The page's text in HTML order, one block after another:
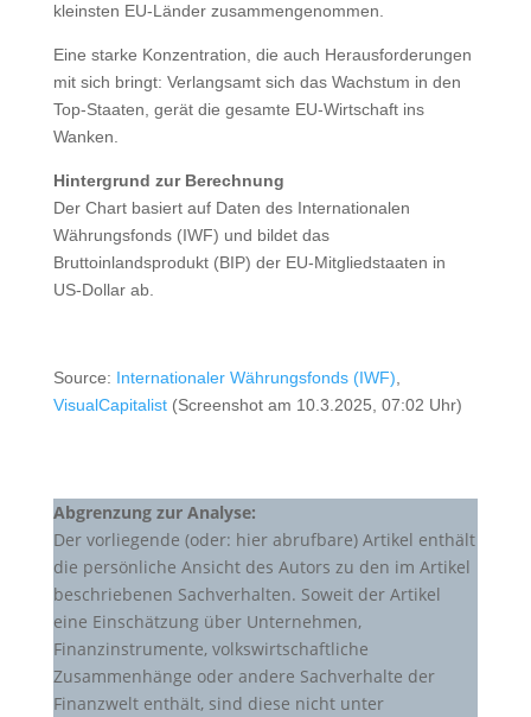
kleinsten EU-Länder zusammengenommen.
Eine starke Konzentration, die auch Herausforderungen
mit sich bringt: Verlangsamt sich das Wachstum in den
Top-Staaten, gerät die gesamte EU-Wirtschaft ins
Wanken.
Hintergrund zur Berechnung
Der Chart basiert auf Daten des Internationalen
Währungsfonds (IWF) und bildet das
Bruttoinlandsprodukt (BIP) der EU-Mitgliedstaaten in
US-Dollar ab.
Source: Internationaler Währungsfonds (IWF)
VisualCapitalist(Screenshot am 10.3.2025, 07:02 Uhr)
Abgrenzung zur Analyse:
Der vorliegende (oder: hier abrufbare) Artikel enthält
die persönliche Ansicht des Autors zu den im Artikel
beschriebenen Sachverhalten. Soweit der Artikel
eine Einschätzung über Unternehmen,
Finanzinstrumente, volkswirtschaftliche
Zusammenhänge oder andere Sachverhalte der
Finanzwelt enthält, sind diese nicht unter